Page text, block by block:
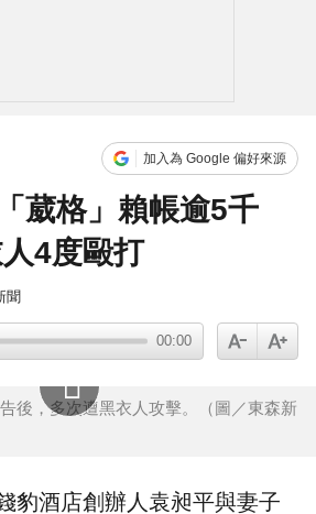
加入為 Google 偏好來源
葳格」賴帳逾5千
4度毆打
聞
00:00
後，多次遭黑衣人攻擊。（圖／東森新
豹酒店創辦人袁昶平與妻子